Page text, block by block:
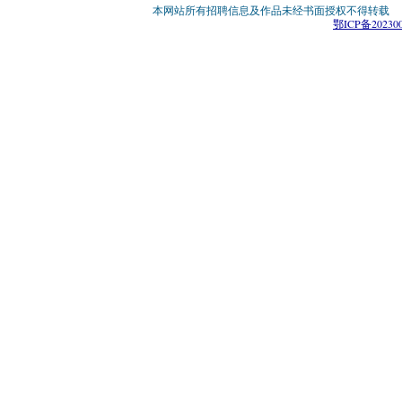
本网站所有招聘信息及作品未经书面授权不得转载
鄂ICP备